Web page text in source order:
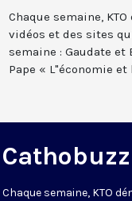
Chaque semaine,
vidéos et des sites
semaine : Gaudate
Pape « L"économie
Cathobuzz
Chaque semaine, KTO